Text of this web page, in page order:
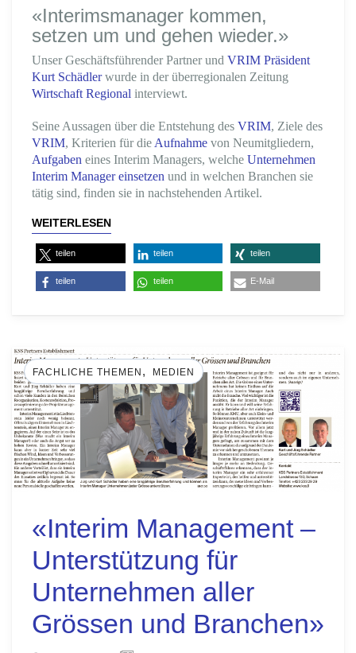
«Interimsmanager kommen,
setzen um und gehen wieder.»
Unser Geschäftsführender Partner und VRIM Präsident
Kurt Schädlerwurde in der überregionalen Zeitung
Wirtschaft Regional interviewt.
Seine Aussagen über die Entstehung des VRIM, Ziele des
VRIM, Kriterien für die Aufnahme von Neumitgliedern,
Aufgaben eines Interim Managers, welche Unternehmen
Interim Manager einsetzen und in welchen Branchen sie
tätig sind, finden sie in nachstehenden Artikel.
WEITERLESEN
teilen teilen teilen
teilen teilen E-Mail
FACHLICHE THEMEN , MEDIEN
«Interim Management –
Unterstützung für
Unternehmen aller
Grössen und Branchen»